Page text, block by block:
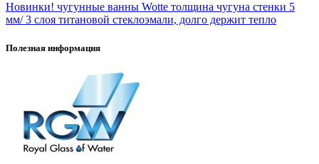
Новинки! чугунные ванны Wotte толщина чугуна стенки 5
мм/ 3 слоя титановой стеклоэмали, долго держит тепло
Полезная информация